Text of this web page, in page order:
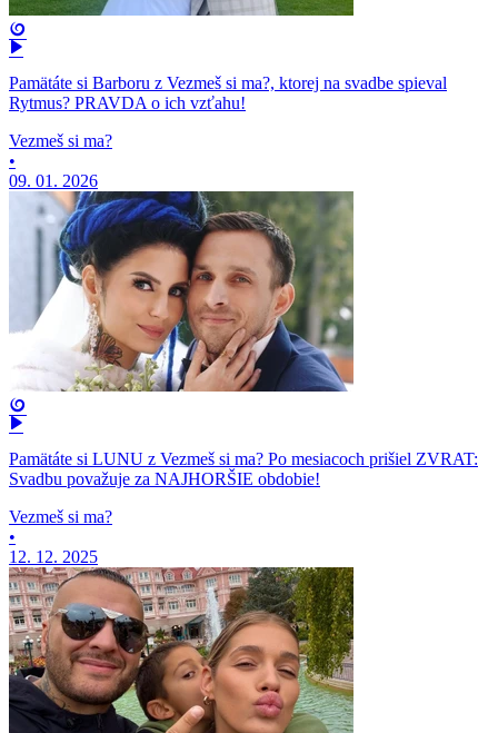
Pamätáte si Barboru z Vezmeš si ma?, ktorej na svadbe spieval
Rytmus? PRAVDA o ich vzťahu!
Vezmeš si ma?
•
09. 01. 2026
Pamätáte si LUNU z Vezmeš si ma? Po mesiacoch prišiel ZVRAT:
Svadbu považuje za NAJHORŠIE obdobie!
Vezmeš si ma?
•
12. 12. 2025